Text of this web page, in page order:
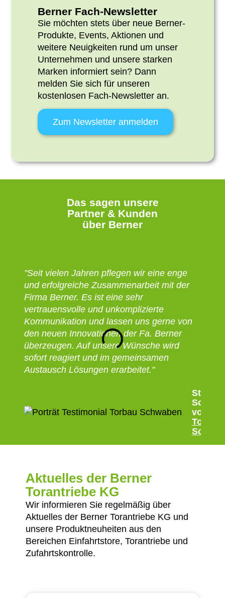
Berner Fach-Newsletter
Sie möchten stets über neue Berner-
Produkte, Events, Aktionen und
weitere Neuigkeiten rund um unser
Unternehmen und unsere starken
Marken informiert sein? Dann
melden Sie sich für unseren
kostenlosen Fach-Newsletter an.
Zum Newsletter anmelden
Das sagen unsere
Partner & Kunden
über Berner
"Seit vielen Jahren pflegen wir eine enge
und erfolgreiche Zusammenarbeit mit der
Firma Berner. Es ist eine sehr
vertrauensvolle und unkomplizierte
Kommunikation und lassen uns gerne von
den neuen Innovationen der Fa. Berner
überzeugen. Auf unsere Wünsche wird
sofort reagiert und im gemeinsamen
Austausch Lösungen erarbeitet."
Stefan
von
Torbau
Aktuelles der Berner
Torantriebe KG
Wir informieren Sie regelmäßig über
Aktuelles der Berner Torantriebe KG und
unsere Produktneuheiten aus den
Bereichen Einfahrtstore, Torantriebe und
Zufahrtskontrolle.